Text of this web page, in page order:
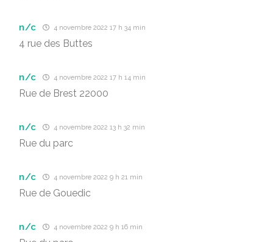
n/c 4 novembre 2022 17 h 34 min
4 rue des Buttes
n/c 4 novembre 2022 17 h 14 min
Rue de Brest 22000
n/c 4 novembre 2022 13 h 32 min
Rue du parc
n/c 4 novembre 2022 9 h 21 min
Rue de Gouedic
n/c 4 novembre 2022 9 h 16 min